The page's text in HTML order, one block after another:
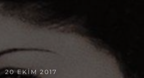
20 EKIM 2017